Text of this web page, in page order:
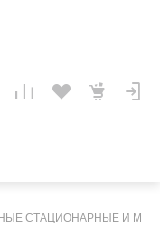
СТАЦИОНАРНЫЕ И